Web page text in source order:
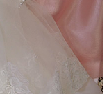
レス＆タキシ
ポーチ